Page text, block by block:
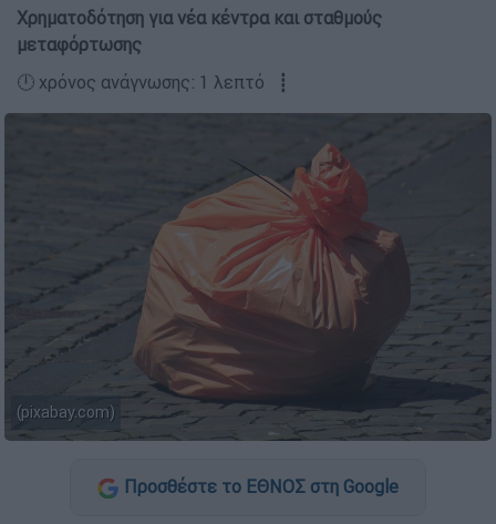
Χρηματοδότηση για νέα κέντρα και σταθμούς
μεταφόρτωσης
🕛 χρόνος ανάγνωσης: 1 λεπτό ┋
(pixabay.com)
Προσθέστε το ΕΘΝΟΣ στη Google